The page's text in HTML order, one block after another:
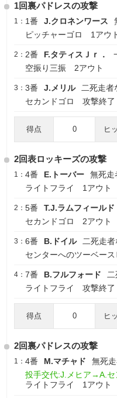
1回裏パドレスの攻撃
1： 1番 J.クロネンワース
ピッチャーゴロ 1アウ
2： 2番 F.タティスＪｒ．
空振り三振 2アウト
3： 3番 J.メリル
二死走者
セカンドゴロ 攻撃終了
得点 0 ヒ
2回表ロッキーズの攻撃
1： 4番 E.トーバー
無死走
ライトフライ 1アウト
2： 5番 T.J.ラムフィールド
セカンドゴロ 2アウト
3： 6番 B.ドイル
二死走者
センターへのツーベー
4： 7番 B.フルフォード
ライトフライ 攻撃終了
得点 0 ヒ
2回裏パドレスの攻撃
1： 4番 M.マチャド
無死
投手交代:J.メヒア→A.セ
ライトフライ 1アウト